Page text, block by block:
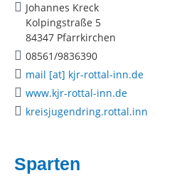
Johannes Kreck
Kolpingstraße 5
84347 Pfarrkirchen
08561/9836390
mail [at] kjr-rottal-inn.de
www.kjr-rottal-inn.de
kreisjugendring.rottal.inn
Sparten